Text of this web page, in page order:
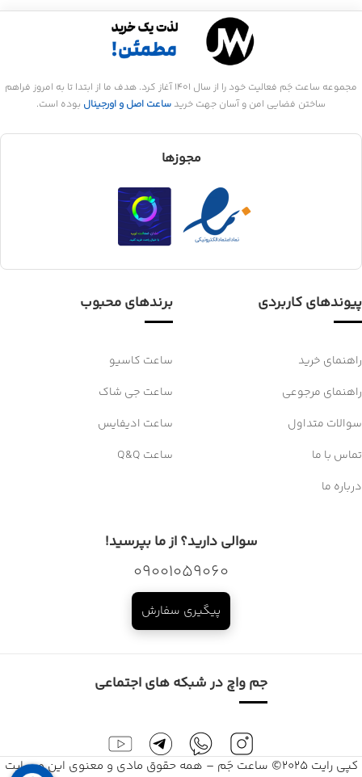
مجموعه ساعت جَم فعالیت خود را از سال 1401 آغاز کرد. هدف ما از ابتدا تا به امروز فراهم
ساختن فضایی امن و آسان جهت خرید ساعت اصل و اورجینال بوده است.
مجوزها
پیوندهای کاربردی
راهنمای خرید
راهنمای مرجوعی
سوالات متداول
تماس با ما
درباره ما
برندهای محبوب
ساعت کاسیو
ساعت جی شاک
ساعت ادیفایس
ساعت Q&Q
سوالی دارید؟ از ما بپرسید!
09001059060
پیگیری سفارش
جم واچ در شبکه های اجتماعی
کپی رایت 2025© ساعت جَم – همه حقوق مادی و معنوی این وبسایت